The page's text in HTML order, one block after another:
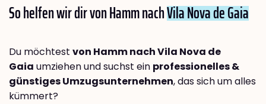
So helfen wir dir von Hamm nachVila Nova de Gaia
Du möchtest von Hamm nach Vila Nova de
Gaia umziehen und suchst ein professionelles &
günstiges Umzugsunternehmen, das sich um alles
kümmert?